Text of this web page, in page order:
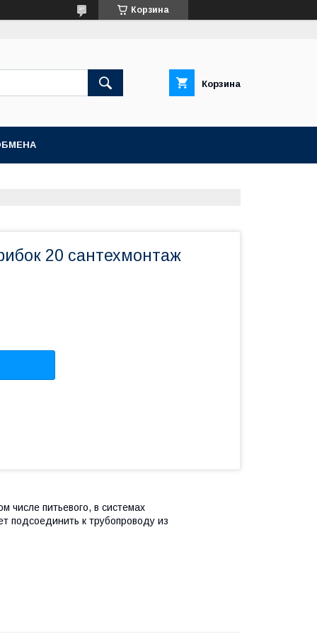
Корзина
Корзина
20 сантехмонтаж
числе питьевого, в системах
подсоединить к трубопроводу из